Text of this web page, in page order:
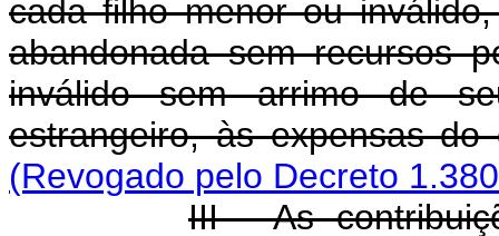
cada filho menor ou
abandonada sem recursos
inválido sem arrimo de
estrangeiro, às expensas do
(Revogado pelo Decreto
III - As